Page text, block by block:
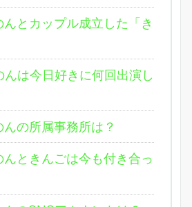
んとカップル成立した「き
んは今日好きに何回出演し
の所属事務所は？
んときんごは今も付き合っ